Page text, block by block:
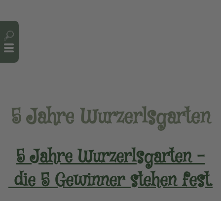
5 Jahre Wurzerlsgarten
5 Jahre Wurzerlsgarten –
die 5 Gewinner stehen fest.